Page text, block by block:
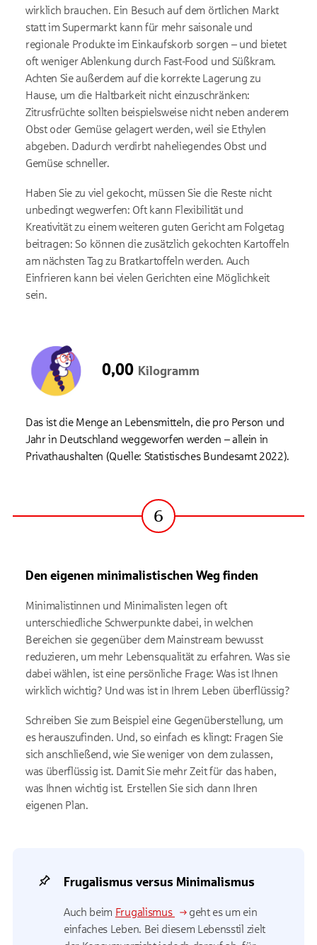
wirklich brauchen. Ein Besuch auf dem örtlichen Markt
statt im Supermarkt kann für mehr saisonale und
regionale Produkte im Einkaufskorb sorgen – und bietet
oft weniger Ablenkung durch Fast-Food und Süßkram.
Achten Sie außerdem auf die korrekte Lagerung zu
Hause, um die Haltbarkeit nicht einzuschränken:
Zitrusfrüchte sollten beispielsweise nicht neben anderem
Obst oder Gemüse gelagert werden, weil sie Ethylen
abgeben. Dadurch verdirbt naheliegendes Obst und
Gemüse schneller.
Haben Sie zu viel gekocht, müssen Sie die Reste nicht
unbedingt wegwerfen: Oft kann Flexibilität und
Kreativität zu einem weiteren guten Gericht am Folgetag
beitragen: So können die zusätzlich gekochten Kartoffeln
am nächsten Tag zu Bratkartoffeln werden. Auch
Einfrieren kann bei vielen Gerichten eine Möglichkeit
sein.
0,00 Kilogramm
Das ist die Menge an Lebensmitteln, die pro Person und
Jahr in Deutschland weggeworfen werden – allein in
Privathaushalten (Quelle: Statistisches Bundesamt 2022).
Schritt
6
Den eigenen minimalistischen Weg finden
Minimalistinnen und Minimalisten legen oft
unterschiedliche Schwerpunkte dabei, in welchen
Bereichen sie gegenüber dem Mainstream bewusst
reduzieren, um mehr Lebensqualität zu erfahren. Was sie
dabei wählen, ist eine persönliche Frage: Was ist Ihnen
wirklich wichtig? Und was ist in Ihrem Leben überflüssig?
Schreiben Sie zum Beispiel eine Gegenüberstellung, um
es herauszufinden. Und, so einfach es klingt: Fragen Sie
sich anschließend, wie Sie weniger von dem zulassen,
was überflüssig ist. Damit Sie mehr Zeit für das haben,
was Ihnen wichtig ist. Erstellen Sie sich dann Ihren
eigenen Plan.
Frugalismus versus Minimalismus
Auch beim Frugalismus
geht es um ein
einfaches Leben. Bei diesem Lebensstil zielt